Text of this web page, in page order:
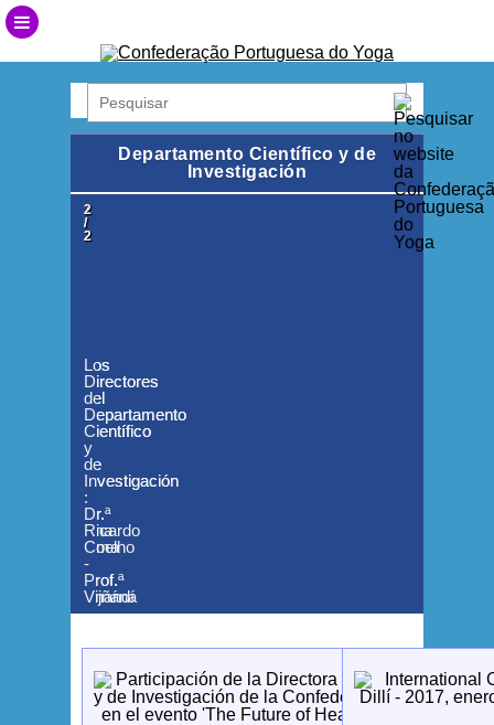
Departamento Científico y de
Investigación
1
/
2
Los
Directores
del
Departamento
Científico
y
de
Investigación
:
Dr.ª
Ana
Lima
-
Prof.ª
Ánandí
2
/
2
Los
Directores
del
Departamento
Científico
y
de
Investigación
:
Dr.
Ricardo
Coelho
-
Prof.
Vijñána